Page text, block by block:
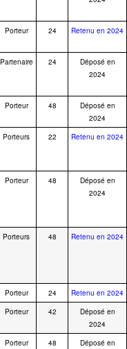
Porteur 24 Retenu en 2024
Partenaire 24
Déposé en
2024
Porteur 48
Déposé en
2024
Porteurs 22 Retenu en 2024
Porteur 48
Déposé en
2024
Porteurs 48 Retenu en 2024
Porteur 24
Retenu en 2024
Porteur 42
Déposé en
2024
Porteur 48
Déposé en